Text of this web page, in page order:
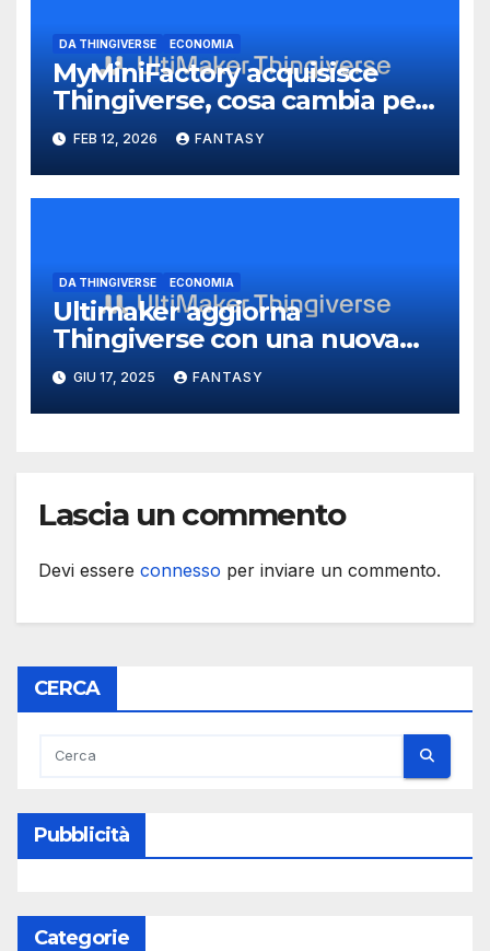
DA THINGIVERSE ECONOMIA
MyMiniFactory acquisisce
Thingiverse, cosa cambia per
creator, modelli e
monetizzazione
FEB 12, 2026 FANTASY
DA THINGIVERSE ECONOMIA
Ultimaker aggiorna
Thingiverse con una nuova
interfaccia e l’integrazione
diretta a Cura, Orca e
PrusaSlicer
GIU 17, 2025 FANTASY
Lascia un commento
Devi essere connesso per inviare un commento.
CERCA
Pubblicità
Categorie